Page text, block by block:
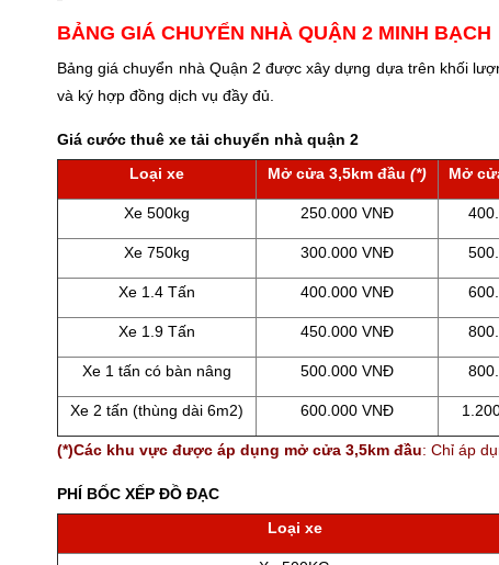
BẢNG GIÁ CHUYỂN NHÀ QUẬN 2 MINH BẠCH
Bảng giá chuyển nhà Quận 2 được xây dựng dựa trên khối
và ký hợp đồng dịch vụ đầy đủ.
Giá cước thuê xe tải chuyển nhà quận 2
Loại xe
Mở cửa 3,5km đầu (*) Mở
Xe 500kg 250.000 VNĐ
Xe 750kg 300.000 VNĐ
Xe 1.4 Tấn 400.000 VNĐ
Xe 1.9 Tấn 450.000 VNĐ
Xe 1 tấn có bàn nâng 500.000 VNĐ
Xe 2 tấn (thùng dài 6m2) 600.000 VNĐ
(*)Các khu vực được áp dụng mở cửa 3,5km đầu: Chỉ áp
PHÍ BỐC XẾP ĐỒ ĐẠC
Loại xe